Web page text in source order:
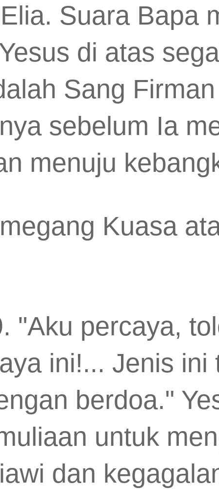
Suara Bapa
di atas
Sang
sebelum Ia
menuju
Kuasa
"Aku percaya,
ini!... Jenis ini
berdoa."
untuk
dan